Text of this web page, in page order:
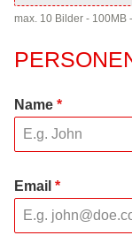
max. 10 Bilder - 100MB
Name *
Email *